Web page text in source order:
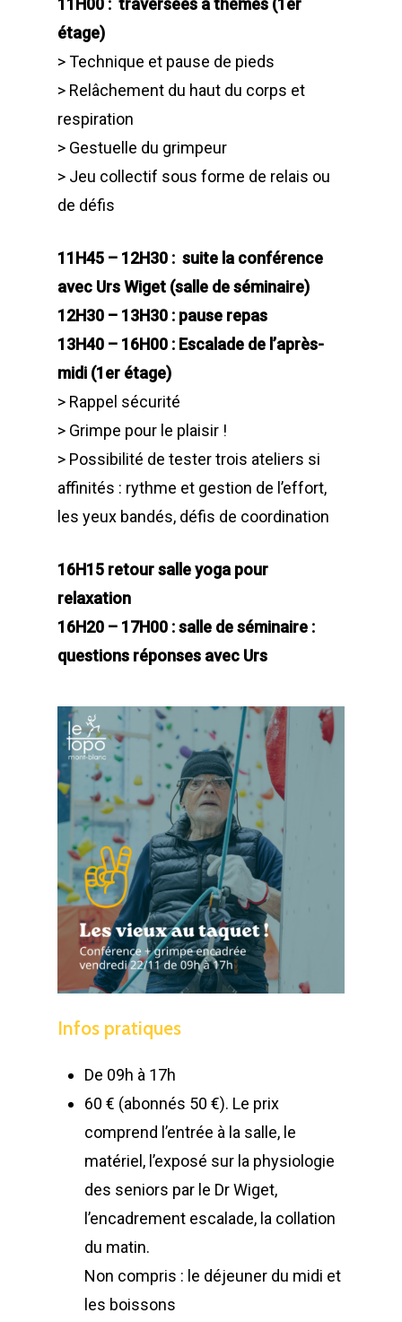
11H00 : traversées à thèmes (1er
étage)
> Technique et pause de pieds
> Relâchement du haut du corps et
respiration
> Gestuelle du grimpeur
> Jeu collectif sous forme de relais ou
de défis
11H45 – 12H30 : suite la conférence
avec Urs Wiget (salle de séminaire)
12H30 – 13H30 : pause repas
13H40 – 16H00 : Escalade de l’après-
midi (1er étage)
> Rappel sécurité
> Grimpe pour le plaisir !
> Possibilité de tester trois ateliers si
affinités : rythme et gestion de l’effort,
les yeux bandés, défis de coordination
16H15 retour salle yoga pour
relaxation
16H20 – 17H00 : salle de séminaire :
questions réponses avec Urs
Infos pratiques
De 09h à 17h
60 € (abonnés 50 €). Le prix
comprend l’entrée à la salle, le
matériel, l’exposé sur la physiologie
des seniors par le Dr Wiget,
l’encadrement escalade, la collation
du matin.
Non compris : le déjeuner du midi et
les boissons